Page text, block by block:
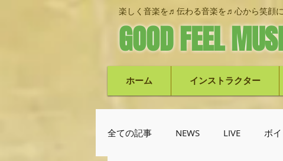
楽しく音楽を♬伝わる音楽を♬心から笑顔
GOOD FEEL
ホーム インストラクター
全ての記事 NEWS LIVE ボ